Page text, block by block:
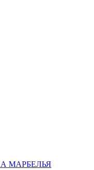
АА МАРБЕЛЬЯ